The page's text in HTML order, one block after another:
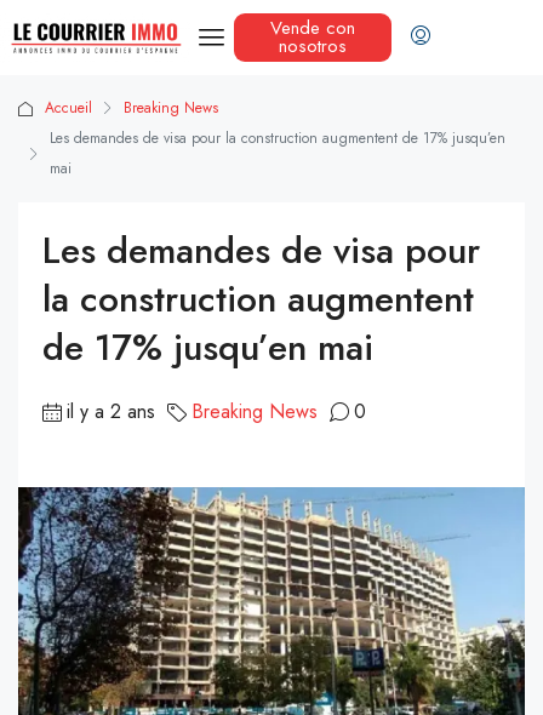
Vende con
nosotros
Accueil
Breaking News
Les demandes de visa pour la construction augmentent de 17% jusqu’en
mai
Les demandes de visa pour
la construction augmentent
de 17% jusqu’en mai
il y a 2 ans Breaking News 0